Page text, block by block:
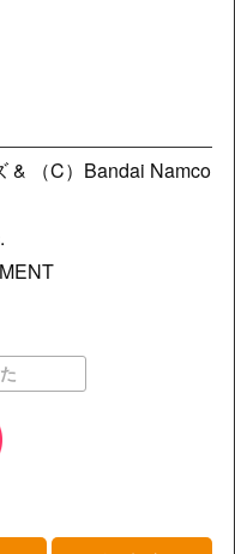
& （C）Bandai Namco